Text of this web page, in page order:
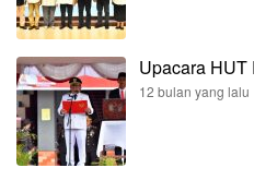
Upacara HUT
12 bulan yang lalu